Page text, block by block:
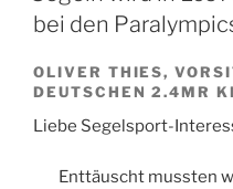
wieder…“
bei den
OLIVER THIES,
DEUTSCHEN 2.4MR
Liebe Segelsport-
Enttäuscht mussten